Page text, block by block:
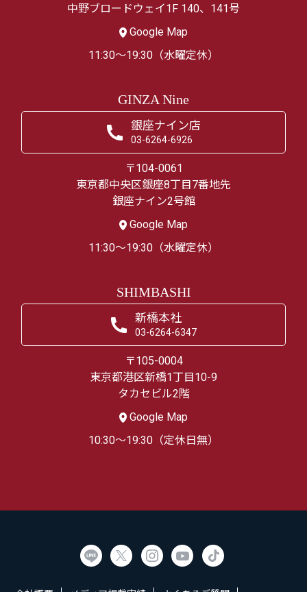
中野ブロードウェイ1F 140、141号
Google Map
11:30～19:30（水曜定休）
GINZA Nine
銀座ナイン店
03-6264-6926
〒104-0061
東京都中央区銀座8丁目7番地先
銀座ナイン2号館
Google Map
11:30～19:30（水曜定休）
SHIMBASHI
新橋本社
03-6264-6347
〒105-0004
東京都港区新橋1丁目10-9
タカセビル2階
Google Map
10:30～19:30（定休日無）